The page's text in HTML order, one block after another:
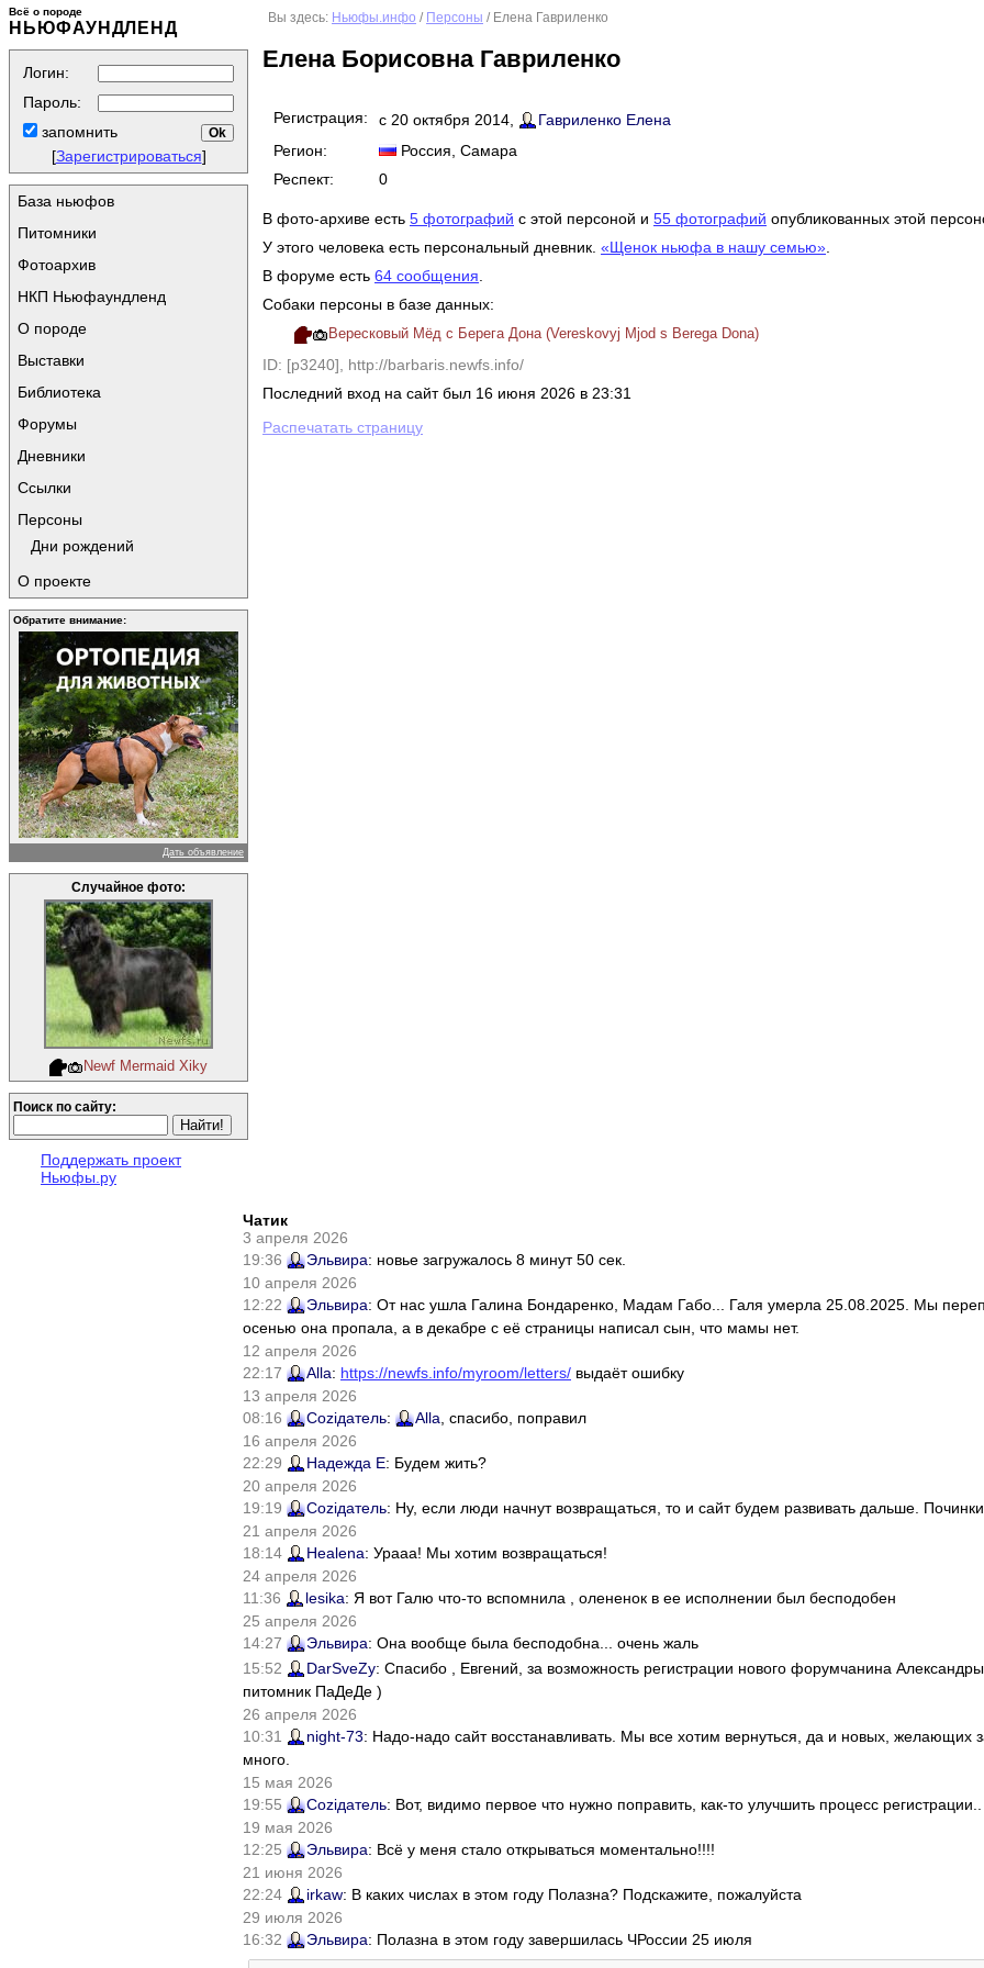
Всё о породе
НЬЮФАУНДЛЕНД
Логин:
Пароль:
запомнить
[Зарегистрироваться]
База ньюфов
Питомники
Фотоархив
НКП Ньюфаундленд
О породе
Выставки
Библиотека
Форумы
Дневники
Ссылки
Персоны
Дни рождений
О проекте
Обратите внимание:
Дать объявление
Случайное фото:
Newf Mermaid Xiky
Поиск по сайту:
Поддержать проект
Ньюфы.ру
Вы здесь: Ньюфы.инфо / Персоны / Елена Гавриленко
Елена Борисовна Гавриленко
Регистрация: с 20 октября 2014,
Гавриленко Елена
Регион:
Россия , Самара
Респект:
0
В фото-архиве есть 5 фотографий c этой персоной и 55 фотографий опубликованных этой
У этого человека есть персональный дневник. «Щенок ньюфа в нашу семью»
В форуме есть 64 сообщения.
Собаки персоны в базе данных:
Вересковый Мёд с Берега Дона (Vereskovyj Mjod s Berega Dona)
ID: [p3240], http://barbaris.newfs.info/
Последний вход на сайт был 16 июня 2026 в 23:31
Распечатать страницу
Чатик
3 апреля 2026
19:36
Эльвира: новье загружалось 8 минут 50 сек.
10 апреля 2026
12:22
Эльвира: От нас ушла Галина Бондаренко, Мадам Габо... Галя умерла 25.08.2025. Мы
осенью она пропала, а в декабре с её страницы написал сын, что мамы нет.
12 апреля 2026
22:17
Alla: https://newfs.info/myroom/letters/ выдаёт ошибку
13 апреля 2026
08:16
Соziдатель: Alla , спасибо, поправил
16 апреля 2026
22:29
Надежда Е: Будем жить?
20 апреля 2026
19:19
Соziдатель: Ну, если люди начнут возвращаться, то и сайт будем развивать дальше.
21 апреля 2026
18:14
Healena: Урааа! Мы хотим возвращаться!
24 апреля 2026
11:36
lesika: Я вот Галю что-то вспомнила , олененок в ее исполнении был бесподобен
25 апреля 2026
14:27
Эльвира: Она вообще была бесподобна... очень жаль
15:52
DarSveZy: Спасибо , Евгений, за возможность регистрации нового форумчанина
питомник ПаДеДе )
26 апреля 2026
10:31
night-73: Надо-надо сайт восстанавливать. Мы все хотим вернуться, да и новых, желающих
много.
15 мая 2026
19:55
Соziдатель: Вот, видимо первое что нужно поправить, как-то улучшить процесс регистрации..
19 мая 2026
12:25
Эльвира: Всё у меня стало открываться моментально!!!!
21 июня 2026
22:24
irkaw: В каких числах в этом году Полазна? Подскажите, пожалуйста
29 июля 2026
16:32
Эльвира: Полазна в этом году завершилась ЧРоссии 25 июля